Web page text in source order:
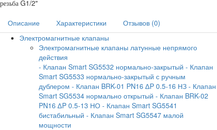
резьба G1/2"
Описание Характеристики
Отзывов (0)
Электромагнитные клапаны
Электромагнитные клапаны латунные непрямого
действия
- Клапан Smart SG5532 нормально-закрытый - Клапан
Smart SG5533 нормально-закрытый с ручным
дублером - Клапан BRK-01 PN16 ∆P 0.5-16 НЗ - Клапан
Smart SG5534 нормально открытый - Клапан BRK-02
PN16 ∆P 0.5-13 НО - Клапан Smart SG5541
бистабильный - Клапан Smart SG5547 малой
мощности